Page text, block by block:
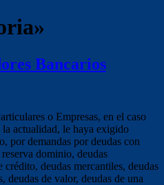
Bancarios
o Empresas, en el caso
actualidad, le haya exigido
por demandas por deudas con
dominio, deudas
crédito, deudas mercantiles, deudas
deudas de valor, deudas de una